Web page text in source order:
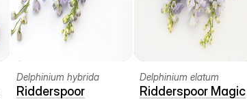
Delphinium hybrida
Ridderspoor
Delphinium elatum
Ridderspoor Magic